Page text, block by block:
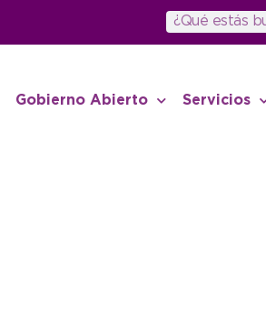
Gobierno Abierto Servicios